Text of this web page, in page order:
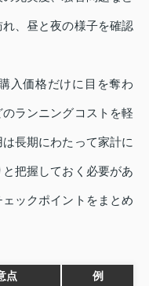
、昼と夜の様子を確認
入価格だけに目を奪わ
ランニングコストを軽
長期にわたって家計に
把握しておく必要があ
ックポイントをまとめ
点 例